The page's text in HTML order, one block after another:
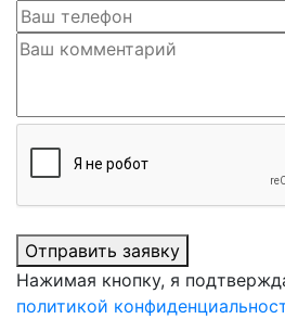
Отправить заявку
Нажимая кнопку, я
политикой